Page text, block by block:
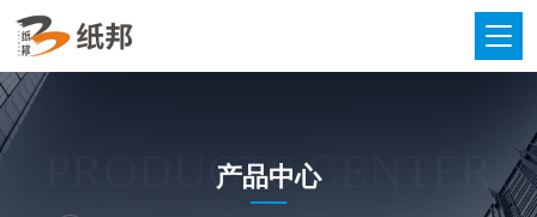
PRODUCTS CENTER
产品中心